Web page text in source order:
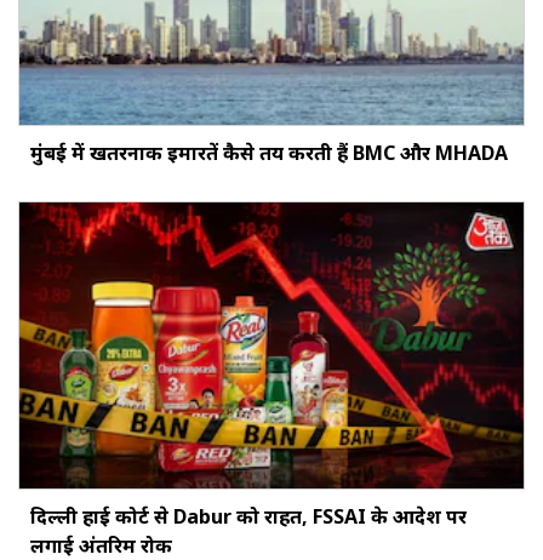
मुंबई में खतरनाक इमारतें कैसे तय करती हैं BMC और MHADA
दिल्ली हाई कोर्ट से Dabur को राहत, FSSAI के आदेश पर
लगाई अंतरिम रोक